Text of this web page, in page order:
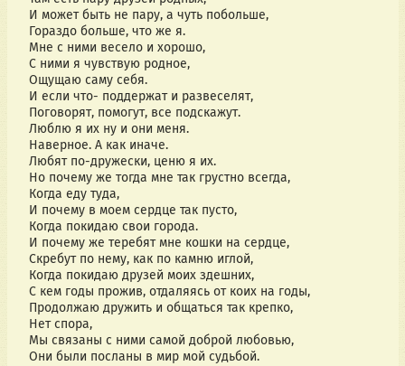
И может быть не пару, а чуть побольше,
Гораздо больше, что же я.
Мне с ними весело и хорошо,
С ними я чувствую родное,
Ощущаю саму себя.
И если что- поддержат и развеселят,
Поговорят, помогут, все подскажут.
Люблю я их ну и они меня.
Наверное. А как иначе.
Любят по-дружески, ценю я их.
Но почему же тогда мне так грустно всегда,
Когда еду туда,
И почему в моем сердце так пусто,
Когда покидаю свои города.
И почему же теребят мне кошки на сердце,
Скребут по нему, как по камню иглой,
Когда покидаю друзей моих здешних,
С кем годы прожив, отдаляясь от коих на годы,
Продолжаю дружить и общаться так крепко,
Нет спора,
Мы связаны с ними самой доброй любовью,
Они были посланы в мир мой судьбой.